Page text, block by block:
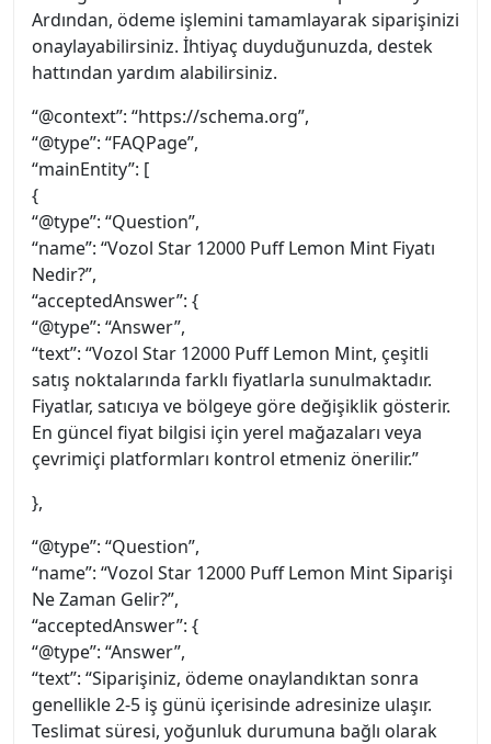
Ardından, ödeme işlemini tamamlayarak siparişinizi
onaylayabilirsiniz. İhtiyaç duyduğunuzda, destek
hattından yardım alabilirsiniz.
“@context”: “https://schema.org”,
“@type”: “FAQPage”,
“mainEntity”: [
{
“@type”: “Question”,
“name”: “Vozol Star 12000 Puff Lemon Mint Fiyatı
Nedir?”,
“acceptedAnswer”: {
“@type”: “Answer”,
“text”: “Vozol Star 12000 Puff Lemon Mint, çeşitli
satış noktalarında farklı fiyatlarla sunulmaktadır.
Fiyatlar, satıcıya ve bölgeye göre değişiklik gösterir.
En güncel fiyat bilgisi için yerel mağazaları veya
çevrimiçi platformları kontrol etmeniz önerilir.”
},
“@type”: “Question”,
“name”: “Vozol Star 12000 Puff Lemon Mint Siparişi
Ne Zaman Gelir?”,
“acceptedAnswer”: {
“@type”: “Answer”,
“text”: “Siparişiniz, ödeme onaylandıktan sonra
genellikle 2-5 iş günü içerisinde adresinize ulaşır.
Teslimat süresi, yoğunluk durumuna bağlı olarak